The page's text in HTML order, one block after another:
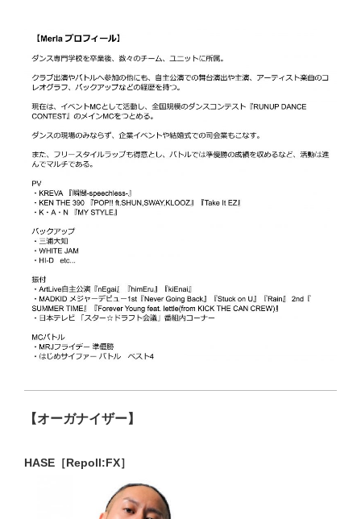
【オーガナイザー】
HASE［Repoll:FX］